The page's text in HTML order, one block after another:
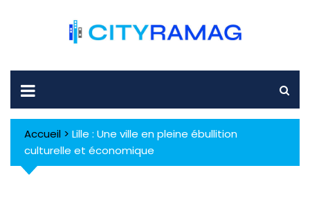
Accueil > Lille : Une ville en pleine ébullition
culturelle et économique